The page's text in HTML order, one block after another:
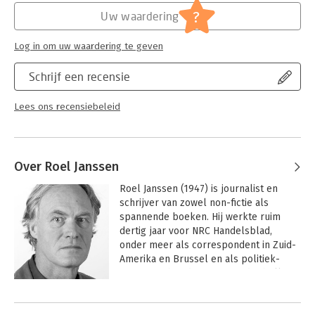
Hoofdrubriek:
Schrijf een recensie
Lees ons recensiebeleid
Uw waardering ?
Log in om uw waardering te geven
Over Roel Janssen
Roel Janssen (1947) is journalist en
schrijver van zowel non-fictie als
spannende boeken. Hij werkte ruim
dertig jaar voor NRC Handelsblad,
onder meer als correspondent in Zuid-
Amerika en Brussel en als politiek-
Strop, de prijs voor het beste
Andere boeken door Roel Janssen